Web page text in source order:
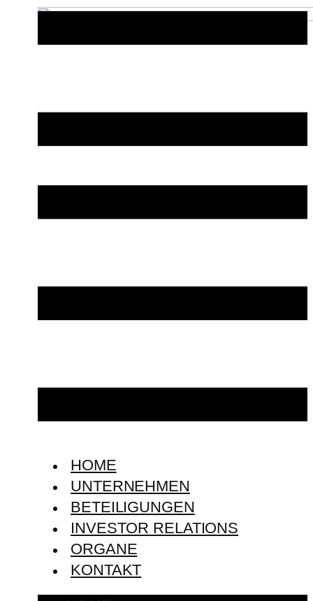
HOME
UNTERNEHMEN
BETEILIGUNGEN
INVESTOR RELATIONS
ORGANE
KONTAKT